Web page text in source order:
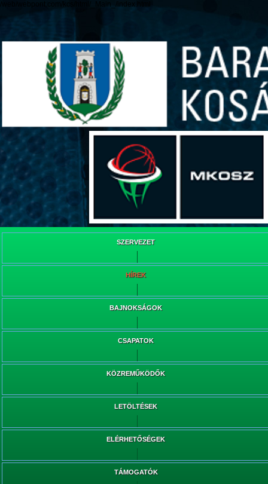
/web/webpont.com/kcs/html/_Main_/index.html
SZERVEZET
HÍREK
BAJNOKSÁGOK
CSAPATOK
KÖZREMŰKÖDŐK
LETÖLTÉSEK
ELÉRHETŐSÉGEK
TÁMOGATÓK